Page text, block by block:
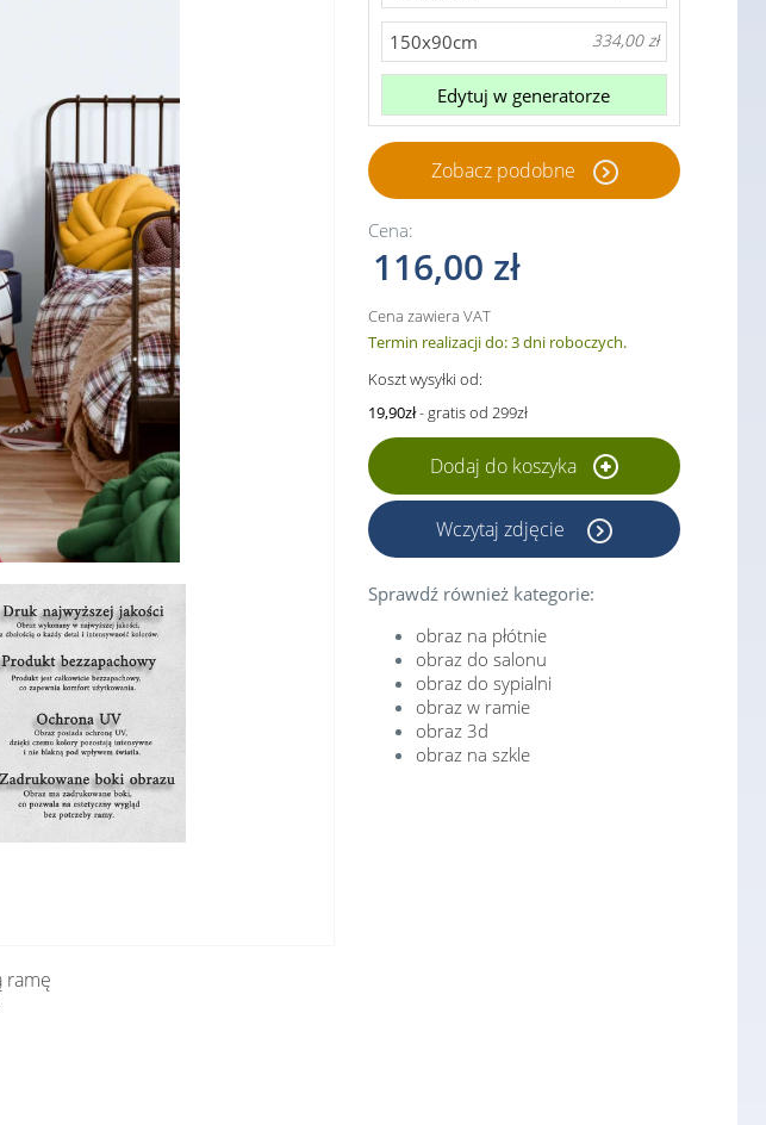
150x90cm 334,00 zł
Edytuj w generatorze
Zobacz podobne
Cena:
116,00 zł
Cena zawiera VAT
Termin realizacji do: 3 dni roboczych.
Koszt wysyłki od:
19,90zł- gratis od 299zł
Dodaj do koszyka
Wczytaj zdjęcie
Sprawdź również kategorie:
obraz na płótnie
obraz do salonu
obraz do sypialni
obraz w ramie
obraz 3d
obraz na szkle
ramę